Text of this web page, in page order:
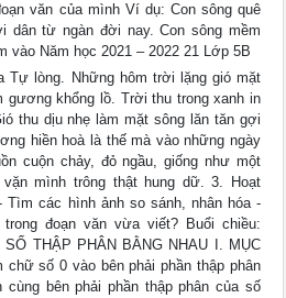
văn của mình Ví dụ: Con sông quê
dân từ ngàn đời nay. Con sông mềm
vào Năm học 2021 – 2022 21 Lớp 5B
Tự lòng. Những hôm trời lặng gió mặt
gương khổng lồ. Trời thu trong xanh in
thu dịu nhẹ làm mặt sông lăn tăn gợi
hiền hoà là thế mà vào những ngày
cuộn chảy, đỏ ngầu, giống như một
mình trông thật hung dữ. 3. Hoạt
Tìm các hình ảnh so sánh, nhân hóa -
đoạn văn vừa viết? Buổi chiều:
SỐ THẬP PHÂN BẰNG NHAU I. MỤC
số 0 vào bên phải phần thập phân
bên phải phần thập phân của số